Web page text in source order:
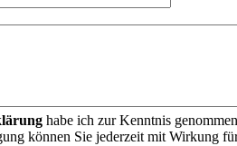
habe ich zur Kenntnis
können Sie jederzeit mit Wirkung